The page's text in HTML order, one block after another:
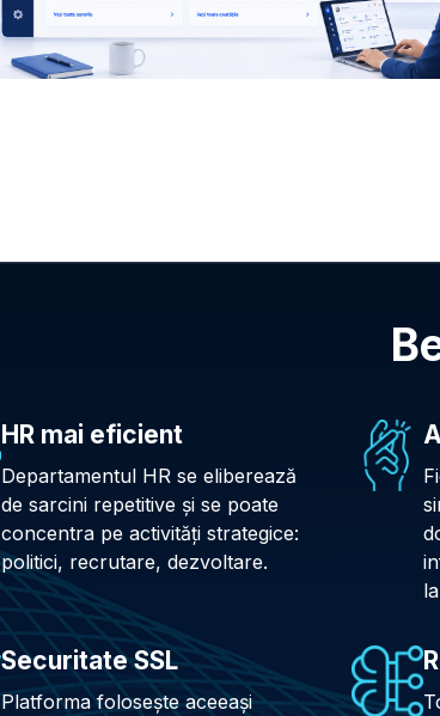
HR mai eficient
Departamentul HR se eliberează
de sarcini repetitive și se poate
concentra pe activități strategice:
politici, recrutare, dezvoltare.
Securitate SSL
Platforma folosește aceeași